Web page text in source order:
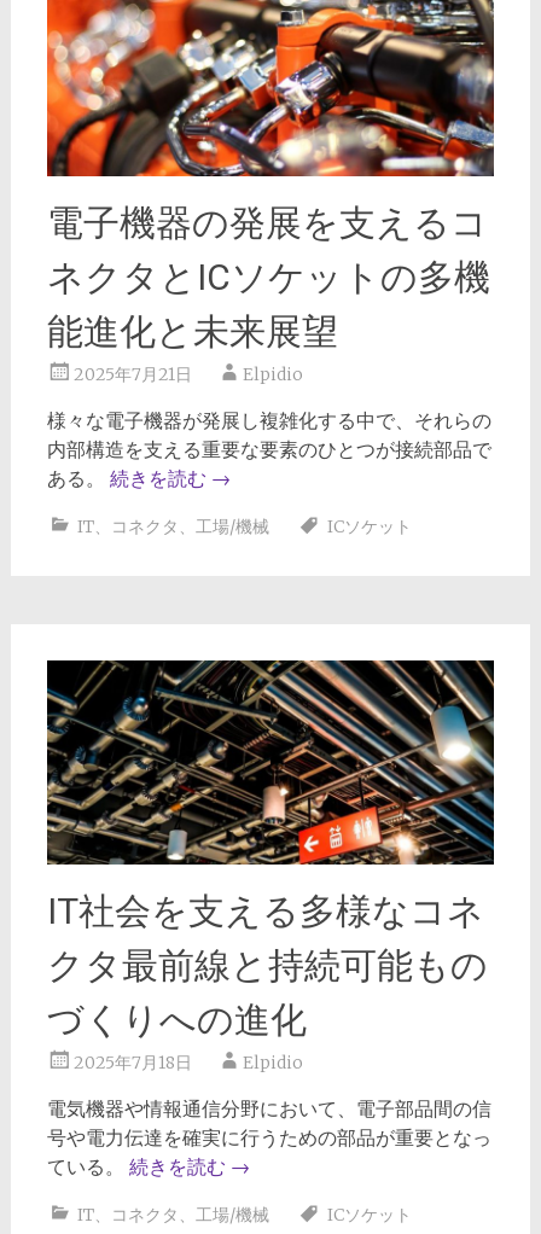
電子機器の発展を支えるコ
ネクタとICソケットの多機
能進化と未来展望
2025年7月21日 Elpidio
様々な電子機器が発展し複雑化する中で、それらの
内部構造を支える重要な要素のひとつが接続部品で
ある。 続きを読む →
IT、 コネクタ 、 工場/機械 ICソケット
IT社会を支える多様なコネ
クタ最前線と持続可能もの
づくりへの進化
2025年7月18日 Elpidio
電気機器や情報通信分野において、電子部品間の信
号や電力伝達を確実に行うための部品が重要となっ
ている。 続きを読む →
IT、 コネクタ 、 工場/機械 ICソケット